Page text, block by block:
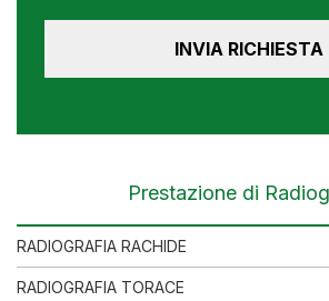
Prestazione di
RADIOGRAFIA RACHIDE
RADIOGRAFIA TORACE